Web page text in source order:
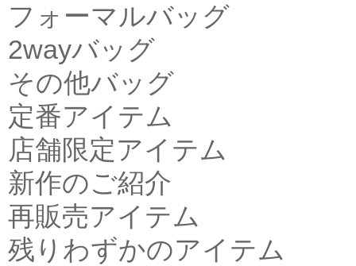
フォーマルバッグ
2wayバッグ
その他バッグ
定番アイテム
店舗限定アイテム
新作のご紹介
再販売アイテム
残りわずかのアイテム